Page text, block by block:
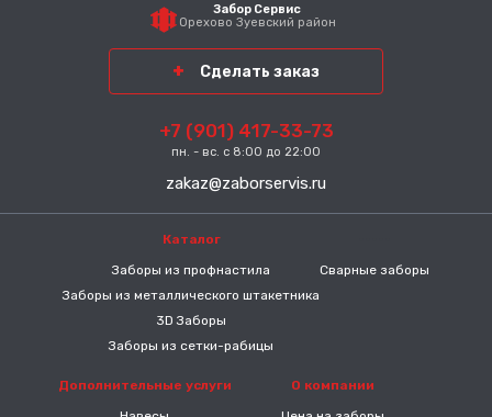
Забор Сервис
Орехово Зуевский район
Сделать заказ
+7 (901) 417-33-73
пн. - вс. с 8:00 до 22:00
zakaz@zaborservis.ru
Каталог
Заборы из профнастила
Заборы из металлического штакетника
3D Заборы
Заборы из сетки-рабицы
Сварные заборы
Дополнительные услуги
О компании